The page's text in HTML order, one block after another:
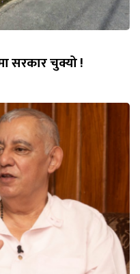
सरकार चुक्यो !